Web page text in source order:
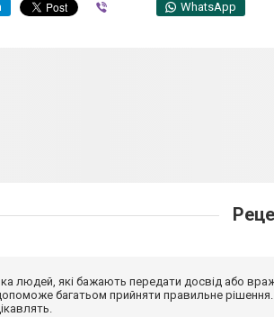
WhatsApp
людей, які бажають передати досвід або
багатьом прийняти правильне